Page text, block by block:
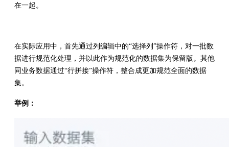
在一起。
在实际应用中，首先通过列编辑中的“选择列”操作符，对一批数
据进行规范化处理，并以此作为规范化的数据集为保留版。其他
同业务数据通过“行拼接”操作符，整合成更加规范全面的数据
集。
举例：